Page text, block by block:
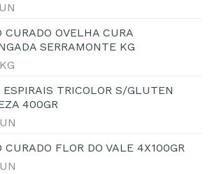
CURADO OVELHA CURA
SERRAMONTE KG
ESPIRAIS TRICOLOR S/GLUTEN
400GR
CURADO FLOR DO VALE 4X100GR